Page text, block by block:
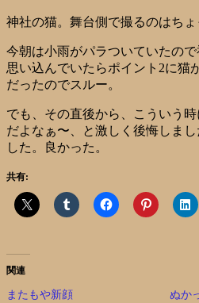
神社の猫。舞台側で撮るのはちょ
今朝は小雨がパラついていたの
思い込んでいたらポイント2に猫
だったのでスルー。
でも、その直後から、こういう
だよなぁ〜、と激しく後悔しま
した。良かった。
共有:
関連
またもや新顔
ぬか